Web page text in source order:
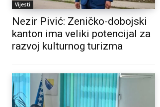
Vijesti
Nezir Pivić: Zeničko-dobojski
kanton ima veliki potencijal za
razvoj kulturnog turizma